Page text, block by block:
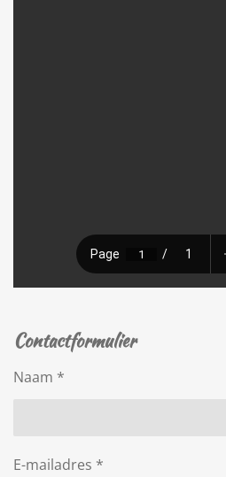
Contactformulier
Naam *
E-mailadres *